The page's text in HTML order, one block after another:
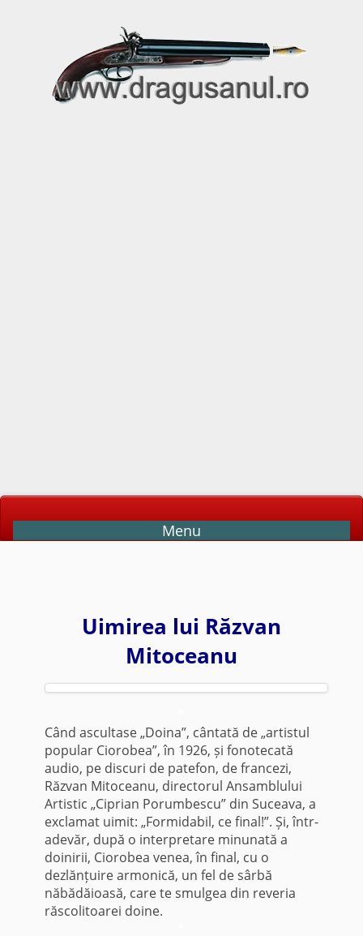
Menu
Uimirea lui Răzvan
Mitoceanu
Când ascultase „Doina”, cântată de „artistul
popular Ciorobea”, în 1926, și fonotecată
audio, pe discuri de patefon, de francezi,
Răzvan Mitoceanu, directorul Ansamblului
Artistic „Ciprian Porumbescu” din Suceava, a
exclamat uimit: „Formidabil, ce final!”. Și, într-
adevăr, după o interpretare minunată a
doinirii, Ciorobea venea, în final, cu o
dezlănțuire armonică, un fel de sârbă
năbădăioasă, care te smulgea din reveria
răscolitoarei doine.